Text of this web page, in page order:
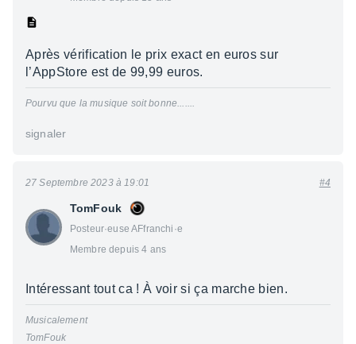
Après vérification le prix exact en euros sur
l’AppStore est de 99,99 euros.
Pourvu que la musique soit bonne.......
signaler
TomFouk
Posteur·euse AFfranchi·e
Membre depuis 4 ans
27 Septembre 2023 à 19:01 #4
Intéressant tout ca ! À voir si ça marche bien.
Musicalement
TomFouk